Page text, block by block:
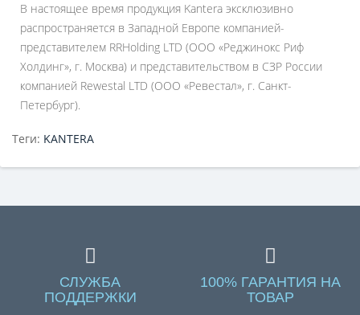
В настоящее время продукция Kantera эксклюзивно
распространяется в Западной Европе компанией-
представителем RRHolding LTD (ООО «Реджинокс Риф
Холдинг», г. Москва) и представительством в СЗР России
компанией Rewestal LTD (ООО «Ревестал», г. Санкт-
Петербург).
Теги: KANTERA
СЛУЖБА
ПОДДЕРЖКИ
100% ГАРАНТИЯ НА
ТОВАР